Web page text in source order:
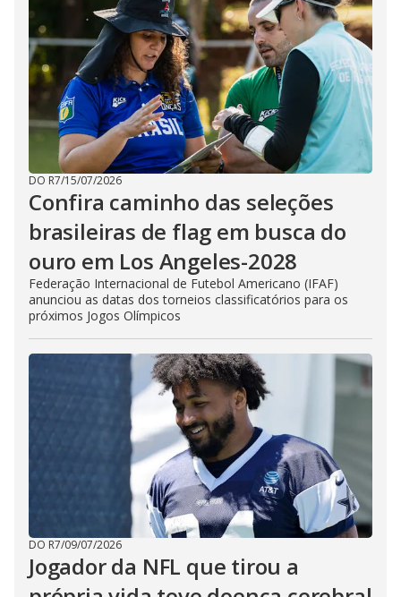
DO R7/15/07/2026
Confira caminho das seleções
brasileiras de flag em busca do
ouro em Los Angeles-2028
Federação Internacional de Futebol Americano (IFAF)
anunciou as datas dos torneios classificatórios para os
próximos Jogos Olímpicos
DO R7/09/07/2026
Jogador da NFL que tirou a